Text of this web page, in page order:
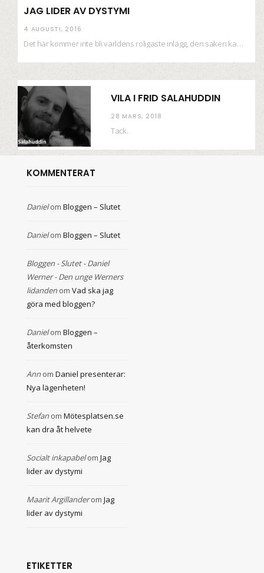
JAG LIDER AV DYSTYMI
4 AUGUSTI, 2016
Det här kommer inte bli världens roligaste inlägg, den saken kan ni räkna med. Det…
VILA I FRID SALAHUDDIN
28 MARS, 2018
Tack.
KOMMENTERAT
Danielom Bloggen – Slutet
Danielom Bloggen – Slutet
Bloggen - Slutet - Daniel
Werner - Den unge Werners
lidanden om Vad ska jag
göra med bloggen?
Danielom Bloggen –
återkomsten
Ann om Daniel presenterar:
Nya lägenheten!
Stefan om Mötesplatsen.se
kan dra åt helvete
Socialt inkapabelom Jag
lider av dystymi
Maarit Argillanderom Jag
lider av dystymi
ETIKETTER